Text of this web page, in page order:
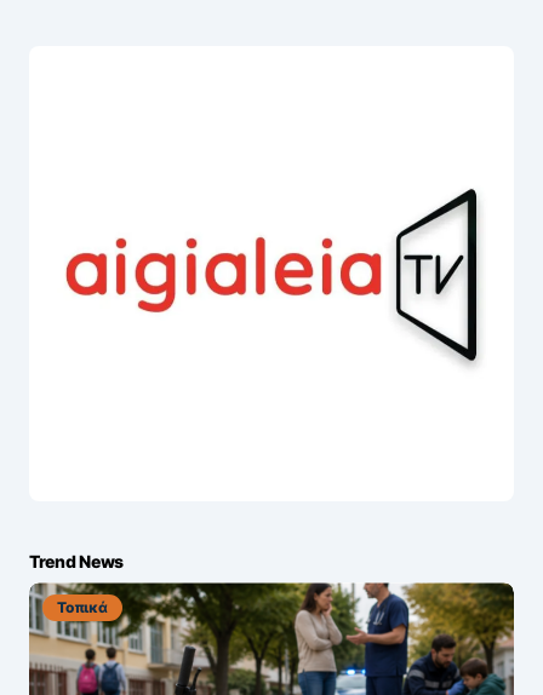
Trend News
Τοπικά